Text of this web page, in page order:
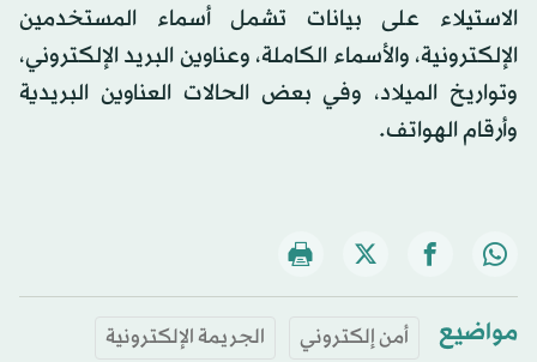
الاستيلاء على بيانات تشمل أسماء المستخدمين
الإلكترونية، والأسماء الكاملة، وعناوين البريد الإلكتروني،
وتواريخ الميلاد، وفي بعض الحالات العناوين البريدية
وأرقام الهواتف.
مواضيع أمن إلكتروني
الجريمة الإلكترونية